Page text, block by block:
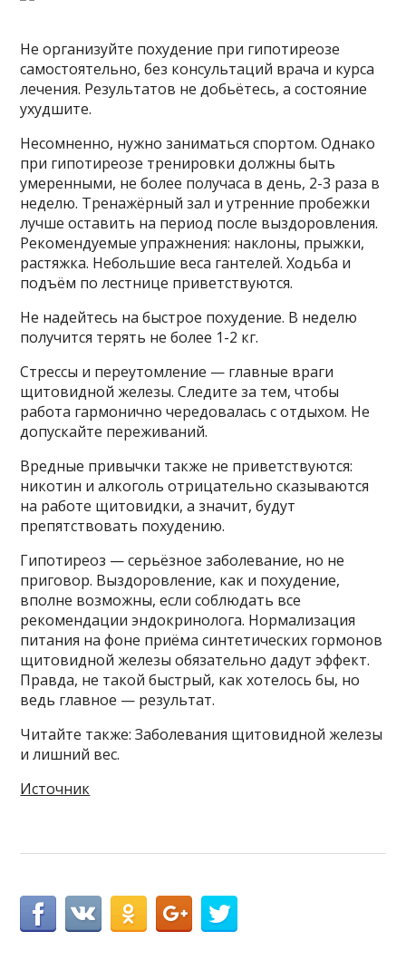
Не организуйте похудение при гипотиреозе
самостоятельно, без консультаций врача и курса
лечения. Результатов не добьётесь, а состояние
ухудшите.
Несомненно, нужно заниматься спортом. Однако
при гипотиреозе тренировки должны быть
умеренными, не более получаса в день, 2-3 раза в
неделю. Тренажёрный зал и утренние пробежки
лучше оставить на период после выздоровления.
Рекомендуемые упражнения: наклоны, прыжки,
растяжка. Небольшие веса гантелей. Ходьба и
подъём по лестнице приветствуются.
Не надейтесь на быстрое похудение. В неделю
получится терять не более 1-2 кг.
Стрессы и переутомление — главные враги
щитовидной железы. Следите за тем, чтобы
работа гармонично чередовалась с отдыхом. Не
допускайте переживаний.
Вредные привычки также не приветствуются:
никотин и алкоголь отрицательно сказываются
на работе щитовидки, а значит, будут
препятствовать похудению.
Гипотиреоз — серьёзное заболевание, но не
приговор. Выздоровление, как и похудение,
вполне возможны, если соблюдать все
рекомендации эндокринолога. Нормализация
питания на фоне приёма синтетических гормонов
щитовидной железы обязательно дадут эффект.
Правда, не такой быстрый, как хотелось бы, но
ведь главное — результат.
Читайте также: Заболевания щитовидной железы
и лишний вес.
Источник